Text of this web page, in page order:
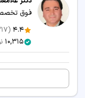
دکتر گوارش و کبد
دکتر گوارش و کبد
دکتر گوارش و کبد
دکتر گوارش و کبد
دکتر گوارش و کبد
دکتر گوارش و کبد
4.4
(
10,315